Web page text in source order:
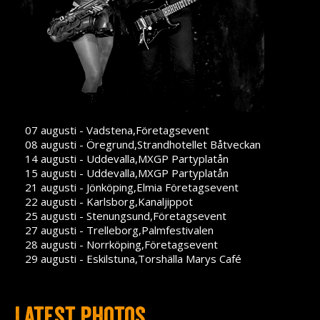
07 augusti - Vadstena,Företagsevent
08 augusti - Öregrund,Strandhotellet Båtveckan
14 augusti - Uddevalla,MXGP Partyplatån
15 augusti - Uddevalla,MXGP Partyplatån
21 augusti - Jönköping,Elmia Företagsevent
22 augusti - Karlsborg,Kanaljippot
25 augusti - Stenungsund,Företagsevent
27 augusti - Trelleborg,Palmfestivalen
28 augusti - Norrköping,Företagsevent
29 augusti - Eskilstuna,Torshälla Marys Café